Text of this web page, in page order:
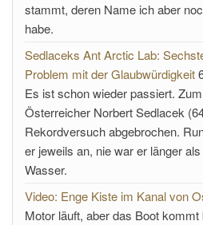
stammt, deren Name ich aber
habe.
Sedlaceks Ant Arctic Lab:
Problem mit der Glaubwürdigkeit
Es ist schon wieder passiert.
Österreicher Norbert Sedlacek
Rekordversuch abgebrochen.
er jeweils an, nie war er länger
Wasser.
Video: Enge Kiste im Kanal von
Motor läuft, aber das Boot